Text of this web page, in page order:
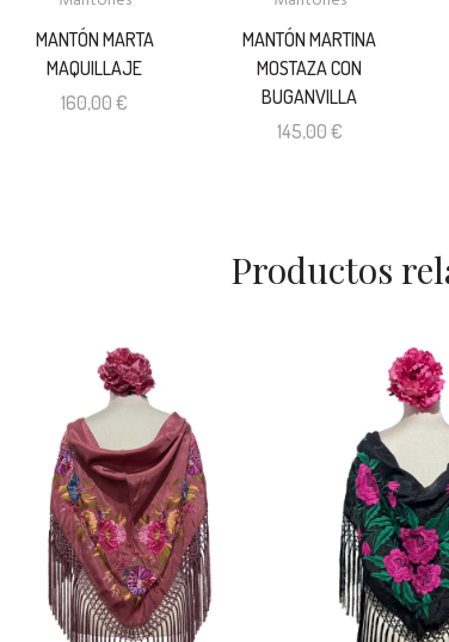
MANTÓN MARTA
MAQUILLAJE
160,00 €
MANTÓN MARTINA
MOSTAZA CON
BUGANVILLA
145,00 €
Productos